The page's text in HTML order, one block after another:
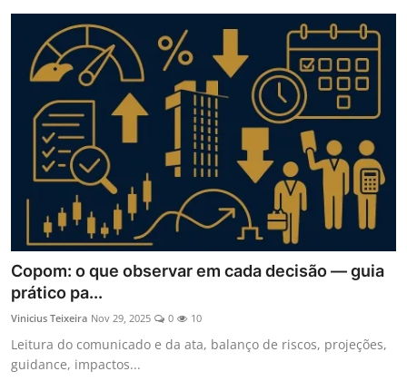
Copom: o que observar em cada decisão — guia
prático pa...
Vinicius Teixeira Nov 29, 2025 0 10
Leitura do comunicado e da ata, balanço de riscos, projeções,
guidance, impactos...